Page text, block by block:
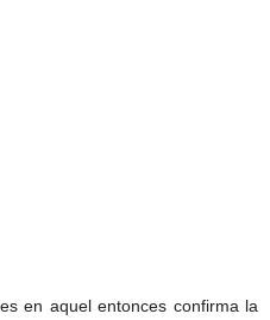
en aquel entonces confirma la